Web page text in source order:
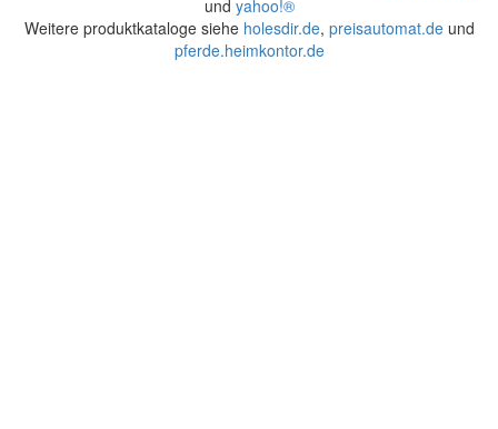
und yahoo!®
Weitere produktkataloge siehe holesdir.de, preisautomat.deund
pferde.heimkontor.de